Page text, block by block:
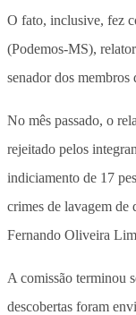
O fato, inclusive, fez
(Podemos-MS),
senador dos membros
No mês passado, o
rejeitado pelos
indiciamento de 17
crimes de lavagem de
Fernando Oliveira
A comissão terminou
descobertas foram